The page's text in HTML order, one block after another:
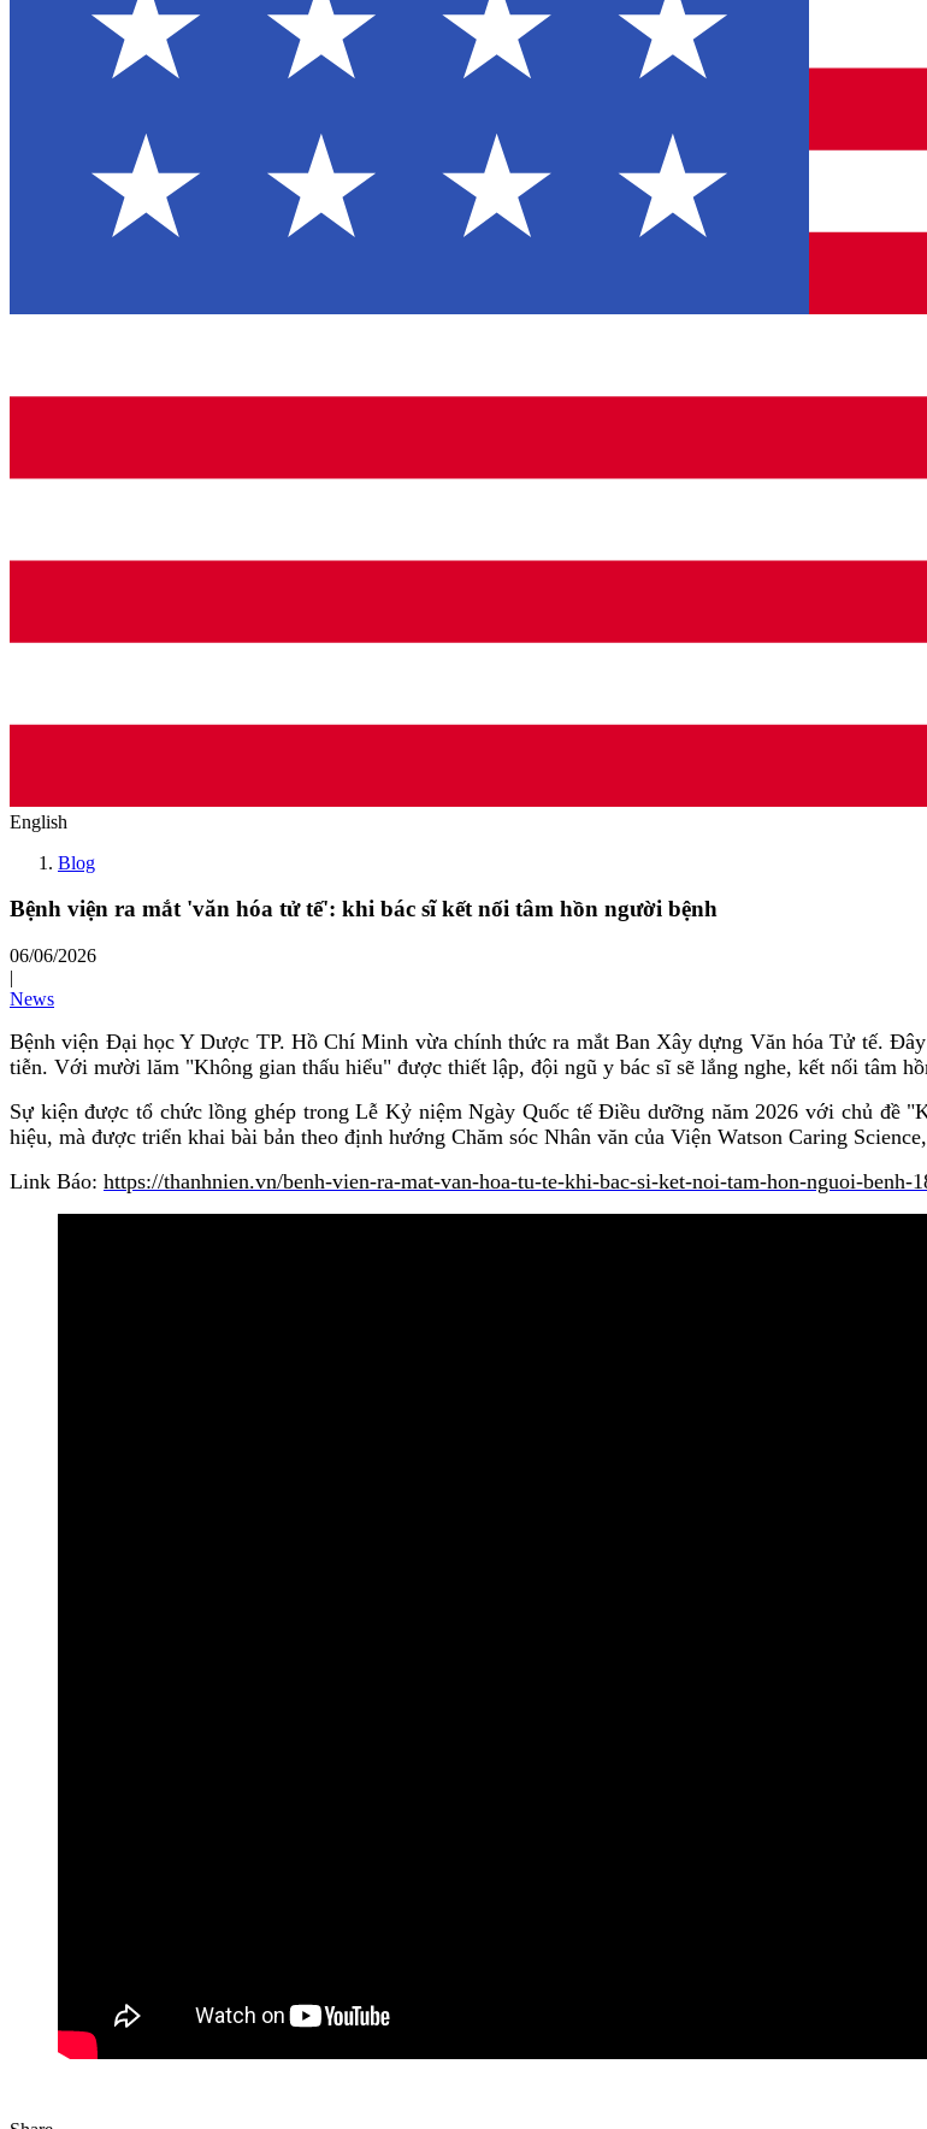
English
Blog
Bệnh viện ra mắt 'văn hóa tử tế': khi bác sĩ kết nối tâm hồn người bệnh
06/06/2026
|
News
Bệnh viện Đại học Y Dược TP. Hồ Chí Minh vừa chính thức ra mắt Ban Xây dựng Văn hóa Tử tế.
tiễn. Với mười lăm "Không gian thấu hiểu" được thiết lập, đội ngũ y bác sĩ sẽ lắng nghe, kết nối tâm
Sự kiện được tổ chức lồng ghép trong Lễ Kỷ niệm Ngày Quốc tế Điều dưỡng năm 2026 với chủ đề
hiệu, mà được triển khai bài bản theo định hướng Chăm sóc Nhân văn của Viện Watson Caring
Link Báo: https://thanhnien.vn/benh-vien-ra-mat-van-hoa-tu-te-khi-bac-si-ket-noi-tam-hon-nguoi-benh-